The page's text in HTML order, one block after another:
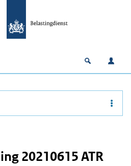
Open
20210615 ATR